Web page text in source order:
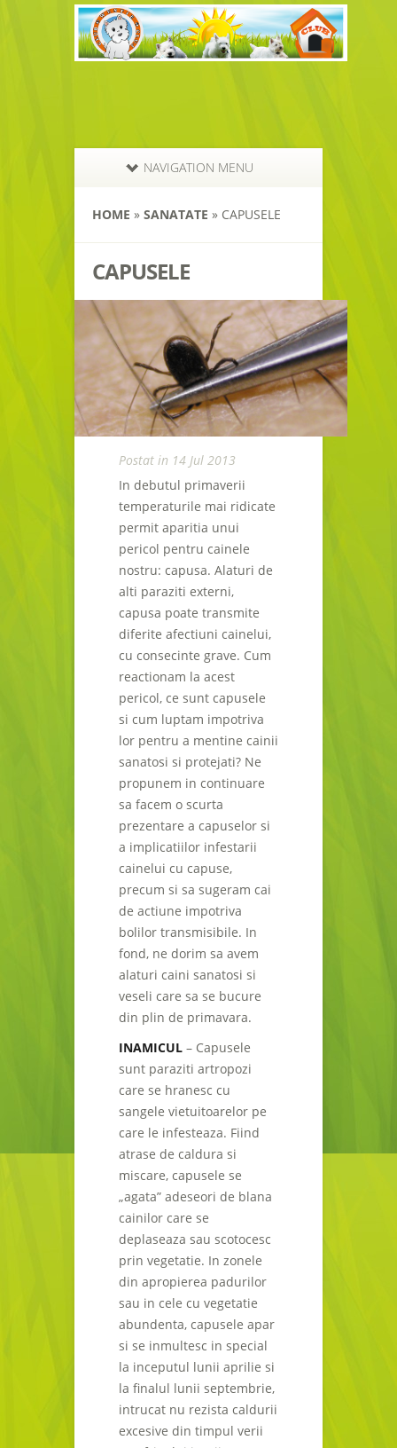
NAVIGATION MENU
HOME » SANATATE » CAPUSELE
CAPUSELE
Postat in 14 Jul 2013
In debutul primaverii
temperaturile mai ridicate
permit aparitia unui
pericol pentru cainele
nostru: capusa. Alaturi de
alti paraziti externi,
capusa poate transmite
diferite afectiuni cainelui,
cu consecinte grave. Cum
reactionam la acest
pericol, ce sunt capusele
si cum luptam impotriva
lor pentru a mentine cainii
sanatosi si protejati? Ne
propunem in continuare
sa facem o scurta
prezentare a capuselor si
a implicatiilor infestarii
cainelui cu capuse,
precum si sa sugeram cai
de actiune impotriva
bolilor transmisibile. In
fond, ne dorim sa avem
alaturi caini sanatosi si
veseli care sa se bucure
din plin de primavara.
INAMICUL – Capusele
sunt paraziti artropozi
care se hranesc cu
sangele vietuitoarelor pe
care le infesteaza. Fiind
atrase de caldura si
miscare, capusele se
„agata” adeseori de blana
cainilor care se
deplaseaza sau scotocesc
prin vegetatie. In zonele
din apropierea padurilor
sau in cele cu vegetatie
abundenta, capusele apar
si se inmultesc in special
la inceputul lunii aprilie si
la finalul lunii septembrie,
intrucat nu rezista caldurii
excesive din timpul verii